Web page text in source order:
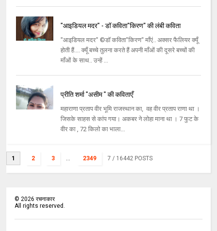
"आइडियल मदर" - डॉ कविता"किरण" की लंबी कविता
"आइडियल मदर" ©डॉ कविता"किरण" माँएं.. अक्सर फैलियर क्यूँ
होती हैं.... क्यूँ बच्चे तुलना करते हैं अपनी माँओं की दूसरे बच्चों की
माँओं के साथ.. उन्हें ...
प्रीति शर्मा "असीम " की कविताएँ
महाराणा प्रताप वीर भूमि राजस्थान का, वह वीर प्रताप राणा था ।
जिसके साहस से कांप गया। अकबर ने लोहा माना था । 7 फुट के
वीर का , 72 किलो का भाला...
1 2 3 ... 2349 7 / 16442 POSTS
©2026 रचनाकार
All rights reserved.